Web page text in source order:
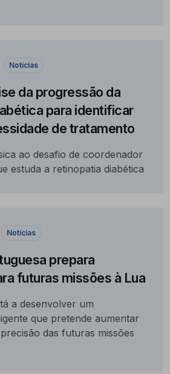
Notícias
da progressão da
para identificar
de tratamento
ao desafio de coordenador
estuda a retinopatia diabética
Notícias
prepara
futuras missões à Lua
a desenvolver um
que pretende aumentar
das futuras missões